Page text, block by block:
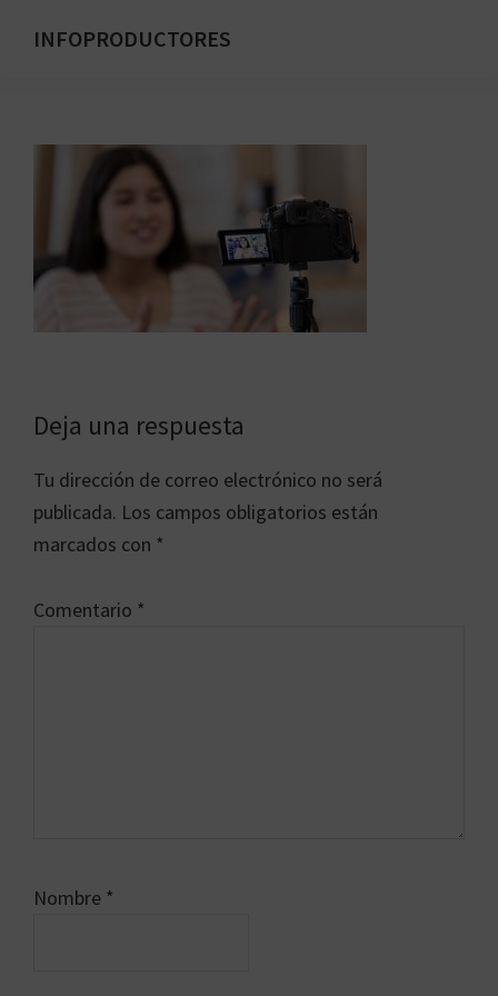
INFOPRODUCTORES
digitales
Interacciones
con
los
lectores
Deja una respuesta
Tu dirección de correo electrónico no será
publicada. Los campos obligatorios están
marcados con *
Comentario *
Nombre *